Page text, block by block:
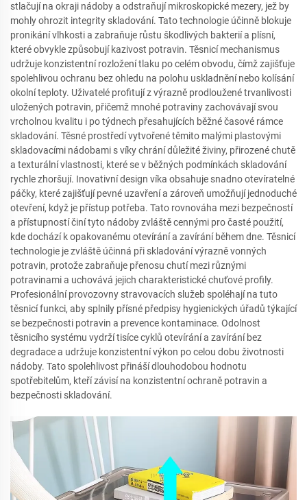
stlačují na okraji nádoby a odstraňují mikroskopické mezery, jež by
mohly ohrozit integrity skladování. Tato technologie účinně blokuje
pronikání vlhkosti a zabraňuje růstu škodlivých bakterií a plísní,
které obvykle způsobují kazivost potravin. Těsnicí mechanismus
udržuje konzistentní rozložení tlaku po celém obvodu, čímž zajišťuje
spolehlivou ochranu bez ohledu na polohu uskladnění nebo kolísání
okolní teploty. Uživatelé profitují z výrazně prodloužené trvanlivosti
uložených potravin, přičemž mnohé potraviny zachovávají svou
vrcholnou kvalitu i po týdnech přesahujících běžné časové rámce
skladování. Těsné prostředí vytvořené těmito malými plastovými
skladovacími nádobami s víky chrání důležité živiny, přirozené chutě
a texturální vlastnosti, které se v běžných podmínkách skladování
rychle zhoršují. Inovativní design víka obsahuje snadno otevíratelné
páčky, které zajišťují pevné uzavření a zároveň umožňují jednoduché
otevření, když je přístup potřeba. Tato rovnováha mezi bezpečností
a přístupností činí tyto nádoby zvláště cennými pro časté použití,
kde dochází k opakovanému otevírání a zavírání během dne. Těsnicí
technologie je zvláště účinná při skladování výrazně vonných
potravin, protože zabraňuje přenosu chutí mezi různými
potravinami a uchovává jejich charakteristické chuťové profily.
Profesionální provozovny stravovacích služeb spoléhají na tuto
těsnicí funkci, aby splnily přísné předpisy hygienických úřadů týkající
se bezpečnosti potravin a prevence kontaminace. Odolnost
těsnicího systému vydrží tisíce cyklů otevírání a zavírání bez
degradace a udržuje konzistentní výkon po celou dobu životnosti
nádoby. Tato spolehlivost přináší dlouhodobou hodnotu
spotřebitelům, kteří závisí na konzistentní ochraně potravin a
bezpečnosti skladování.